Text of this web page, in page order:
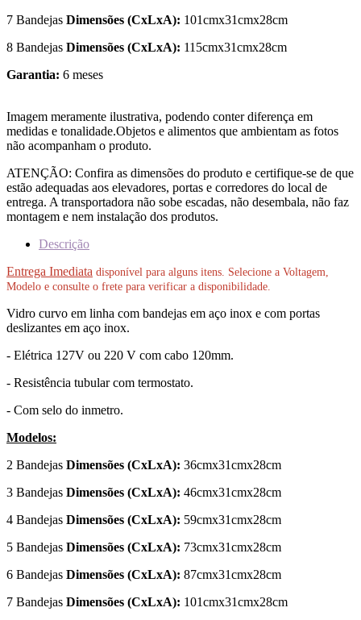
7 Bandejas Dimensões (CxLxA): 101cmx31cmx28cm
8 Bandejas Dimensões (CxLxA): 115cmx31cmx28cm
Garantia: 6 meses
Imagem meramente ilustrativa, podendo conter diferença em
medidas e tonalidade.Objetos e alimentos que ambientam as fotos
não acompanham o produto.
ATENÇÃO: Confira as dimensões do produto e certifique-se de que
estão adequadas aos elevadores, portas e corredores do local de
entrega. A transportadora não sobe escadas, não desembala, não faz
montagem e nem instalação dos produtos.
Descrição
Entrega Imediata disponível para alguns itens. Selecione a Voltagem,
Modelo e consulte o frete para verificar a disponibilidade.
Vidro curvo em linha com bandejas em aço inox e com portas
deslizantes em aço inox.
- Elétrica 127V ou 220 V com cabo 120mm.
- Resistência tubular com termostato.
- Com selo do inmetro.
Modelos:
2 Bandejas Dimensões (CxLxA): 36cmx31cmx28cm
3 Bandejas Dimensões (CxLxA): 46cmx31cmx28cm
4 Bandejas Dimensões (CxLxA): 59cmx31cmx28cm
5 Bandejas Dimensões (CxLxA): 73cmx31cmx28cm
6 Bandejas Dimensões (CxLxA): 87cmx31cmx28cm
7 Bandejas Dimensões (CxLxA): 101cmx31cmx28cm